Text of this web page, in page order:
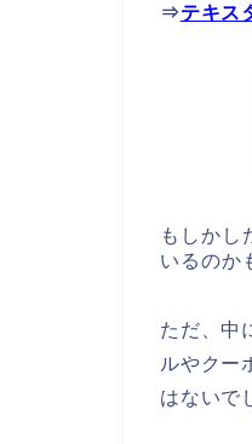
⇒テキス
もしかし
いるのか
ただ、中
ルやクー
はないで